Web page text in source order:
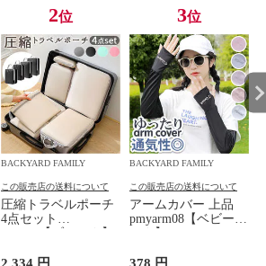
2位
BACKYARD FAMILY
この販売店の送料について
圧縮トラベルポーチ
4点セット
3位
BACKYARD FAMILY
この販売店の送料について
アームカバー 上品
pmyarm08【ベビーピ